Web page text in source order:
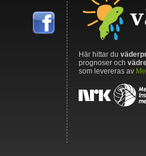
Här hittar du
prognoser och
som levereras av